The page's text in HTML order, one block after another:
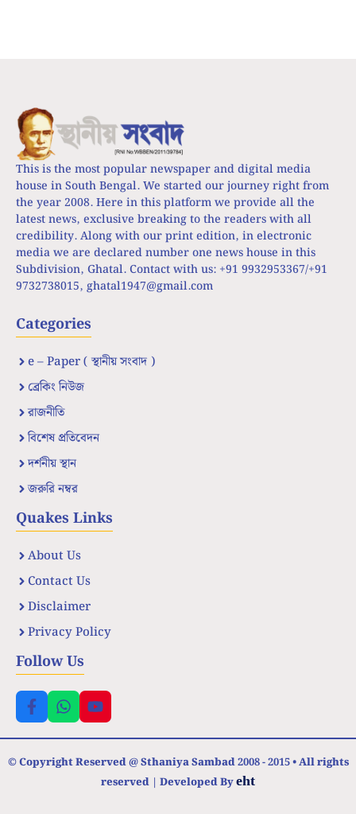
This is the most popular newspaper and digital media
house in South Bengal. We started our journey right from
the year 2008. Here in this platform we provide all the
latest news, exclusive breaking to the readers with all
credibility. Along with our print edition, in electronic
media we are declared number one news house in this
Subdivision, Ghatal. Contact with us: +91 9932953367/+91
9732738015, ghatal1947@gmail.com
Categories
e – Paper ( স্থানীয় সংবাদ )
ব্রেকিং নিউজ
রাজনীতি
বিশেষ প্রতিবেদন
দর্শনীয় স্থান
জরুরি নম্বর
Quakes Links
About Us
Contact Us
Disclaimer
Privacy Policy
Follow Us
© Copyright Reserved @ Sthaniya Sambad 2008 - 2015 • All rights
reserved | Developed Byeht